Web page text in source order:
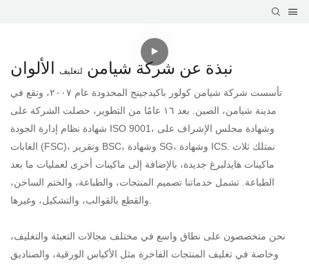
نبذة عن شركة شيامن لتغليف الألوان
تأسست شركة شيامن كولور باكيدجينج المحدودة عام ٢٠٠٧، وتقع في
مدينة شيامن، الصين. بعد ١٦ عامًا من التطوير، حصلت الشركة على
شهادة نظام إدارة الجودة ISO 9001، وشهادة مجلس الإشراف على
الغابات (FSC)، وتقرير BSC، وشهادة SG، وشهادة ICS. نمتلك ثلاث
ماكينات هايدلبرغ جديدة، بالإضافة إلى ماكينات أخرى لعمليات ما بعد
الطباعة. تشمل خدماتنا تصميم المنتجات، والطباعة، والختم الساخن،
نحن متخصصون على نطاق واسع في مختلف مجالات التعبئة والتغليف،
وخاصة في تغليف المنتجات الفاخرة مثل الأكياس الورقية، والصناديق